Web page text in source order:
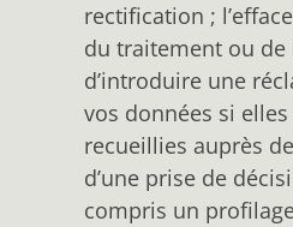
rectification ;
du traitement ou
d’introduire une
vos données si
recueillies auprès
d’une prise de
compris un